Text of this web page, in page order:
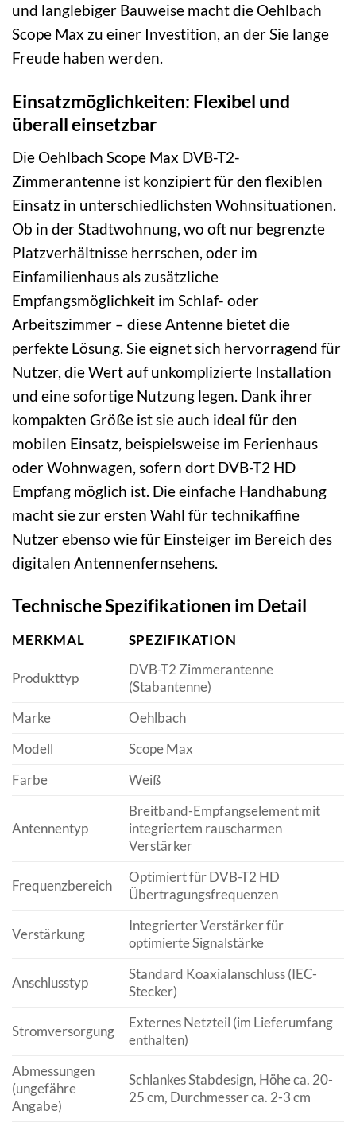
und langlebiger Bauweise macht die Oehlbach
Scope Max zu einer Investition, an der Sie lange
Freude haben werden.
Einsatzmöglichkeiten: Flexibel und
überall einsetzbar
Die Oehlbach Scope Max DVB-T2-
Zimmerantenne ist konzipiert für den flexiblen
Einsatz in unterschiedlichsten Wohnsituationen.
Ob in der Stadtwohnung, wo oft nur begrenzte
Platzverhältnisse herrschen, oder im
Einfamilienhaus als zusätzliche
Empfangsmöglichkeit im Schlaf- oder
Arbeitszimmer – diese Antenne bietet die
perfekte Lösung. Sie eignet sich hervorragend für
Nutzer, die Wert auf unkomplizierte Installation
und eine sofortige Nutzung legen. Dank ihrer
kompakten Größe ist sie auch ideal für den
mobilen Einsatz, beispielsweise im Ferienhaus
oder Wohnwagen, sofern dort DVB-T2 HD
Empfang möglich ist. Die einfache Handhabung
macht sie zur ersten Wahl für technikaffine
Nutzer ebenso wie für Einsteiger im Bereich des
digitalen Antennenfernsehens.
Technische Spezifikationen im Detail
MERKMAL SPEZIFIKATION
Produkttyp
DVB-T2 Zimmerantenne
(Stabantenne)
Marke
Oehlbach
Modell
Scope Max
Farbe
Weiß
Antennentyp
Breitband-Empfangselement mit
integriertem rauscharmen
Verstärker
Frequenzbereich
Optimiert für DVB-T2 HD
Übertragungsfrequenzen
Verstärkung
Integrierter Verstärker für
optimierte Signalstärke
Anschlusstyp
Standard Koaxialanschluss (IEC-
Stecker)
Stromversorgung
Externes Netzteil (im Lieferumfang
enthalten)
Abmessungen
(ungefähre
Angabe)
Schlankes Stabdesign, Höhe ca. 20-
25 cm, Durchmesser ca. 2-3 cm